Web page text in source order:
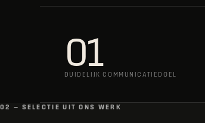
01
DUIDELIJK COMMUNICATIEDOEL
02 — SELECTIE UIT ONS WERK